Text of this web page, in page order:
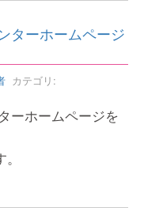
ターホームページ
カテゴリ:
ーホームページを